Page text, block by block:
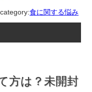
食に関する悩み
方は？未開封